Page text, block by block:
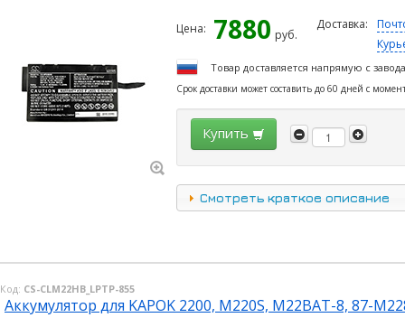
Цена: 7880 руб.
Доставка:
Товар доставляется напрямую с
Срок доставки может составить до 60 дней с
Купить
Смотреть краткое описание
Код: CS-CLM22HB_LPTP-855
Аккумулятор для KAPOK 2200, M220S, M22BAT-8, 87-